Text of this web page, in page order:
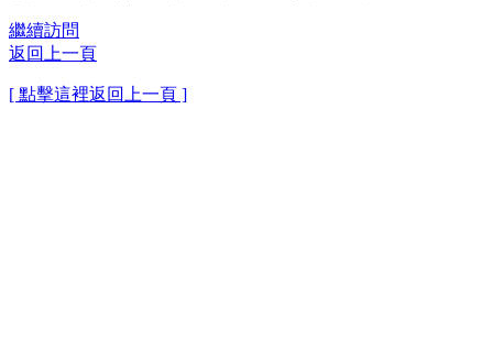
繼續訪問
返回上一頁
[ 點擊這裡返回上一頁 ]